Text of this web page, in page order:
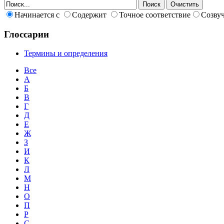
Начинается с Содержит Точное соответствие
Глоссарии
Термины и определения
Все
А
Б
В
Г
Д
Е
Ж
З
И
К
Л
М
Н
О
П
Р